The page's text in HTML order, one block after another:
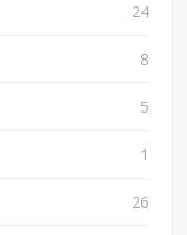
24
8
5
1
26